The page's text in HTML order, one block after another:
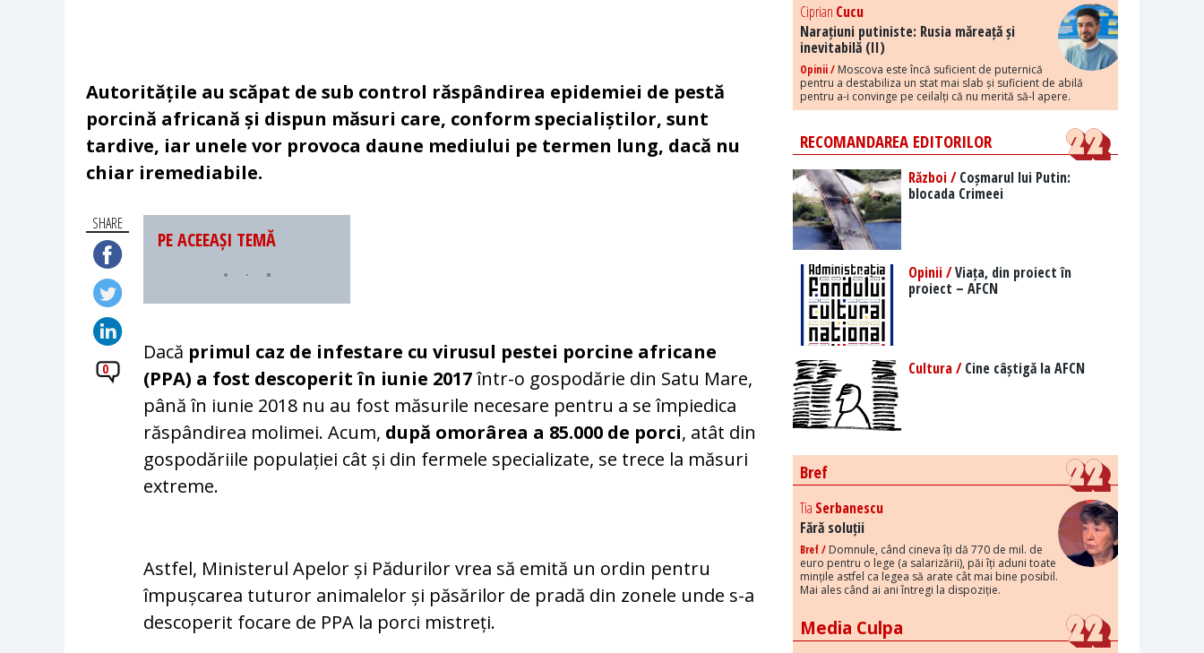
Autoritățile au scăpat de sub control răspândirea epidemiei de pestă
porcină africană și dispun măsuri care, conform specialiștilor, sunt
tardive, iar unele vor provoca daune mediului pe termen lung, dacă nu
chiar iremediabile.
SHARE
0
PE ACEEAȘI TEMĂ
Dacă primul caz de infestare cu virusul pestei porcine africane
(PPA) a fost descoperit în iunie 2017într-o gospodărie din Satu Mare,
până în iunie 2018 nu au fost măsurile necesare pentru a se împiedica
răspândirea molimei. Acum, după omorârea a 85.000 de porci, atât din
gospodăriile populației cât și din fermele specializate, se trece la măsuri
extreme.
Astfel, Ministerul Apelor și Pădurilor vrea să emită un ordin pentru
împușcarea tuturor animalelor și păsărilor de pradă din zonele unde s-a
descoperit focare de PPA la porci mistreți.
Ciprian Cucu
Narațiuni putiniste: Rusia măreață și
inevitabilă (II)
Opinii / Moscova este încă suficient de puternică
pentru a destabiliza un stat mai slab și suficient de abilă
pentru a-i convinge pe ceilalți că nu merită să-l apere.
RECOMANDAREA EDITORILOR
Război /Coșmarul lui Putin:
blocada Crimeei
Opinii /Viața, din proiect în
proiect – AFCN
Cultura /Cine câștigă la AFCN
Bref
Tia Serbanescu
Fără soluții
Bref / Domnule, când cineva îți dă 770 de mil. de
euro pentru o lege (a salarizării), păi îți aduni toate
mințile astfel ca legea să arate cât mai bine posibil.
Mai ales când ai ani întregi la dispoziție.
Media Culpa